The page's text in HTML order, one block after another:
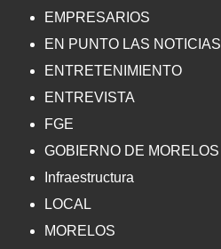
EMPRESARIOS
EN PUNTO LAS NOTICIAS
ENTRETENIMIENTO
ENTREVISTA
FGE
GOBIERNO DE MORELOS
Infraestructura
LOCAL
MORELOS